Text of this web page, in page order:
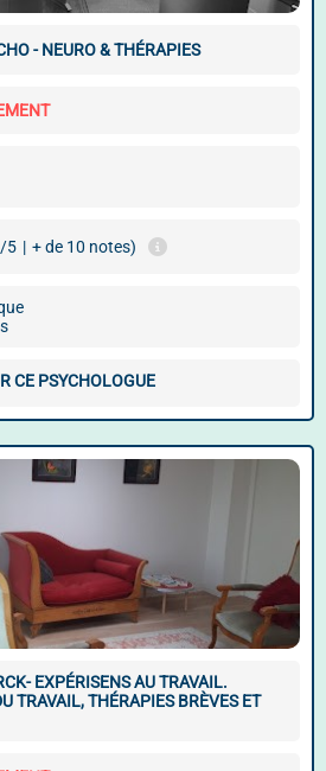
- NEURO & THÉRAPIES
5 | + de 10 notes)
CE PSYCHOLOGUE
EXPÉRISENS AU TRAVAIL.
TRAVAIL, THÉRAPIES BRÈVES ET